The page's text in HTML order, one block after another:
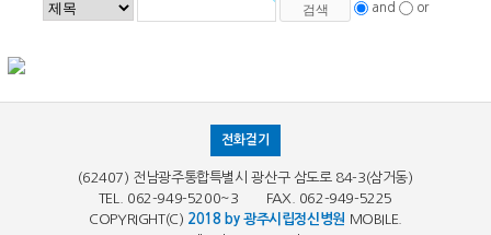
and or
전화걸기
(62407) 전남광주통합특별시 광산구 삼도로 84-3(삼거동)
TEL. 062-949-5200~3 FAX. 062-949-5225
COPYRIGHT(C) 2018 by 광주시립정신병원 MOBILE.